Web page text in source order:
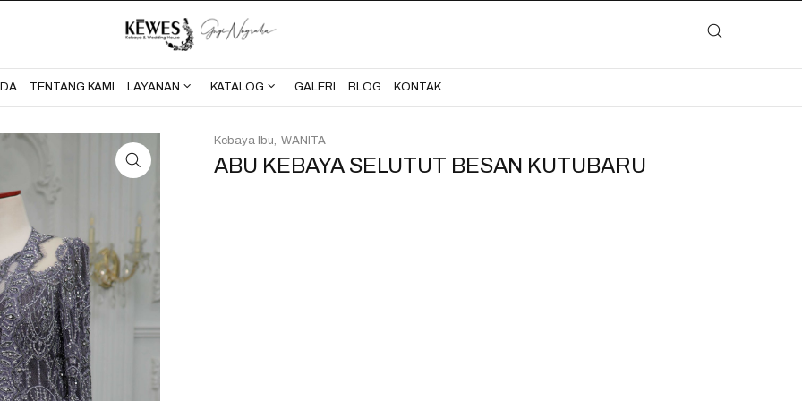
BERANDA KONTAK
TENTANG KAMI LAYANAN KATALOG GALERI BLOG KONTAK
ABU KEBAYA SELUTUT BESAN KUTUBARU
Kebaya Ibu WANITA